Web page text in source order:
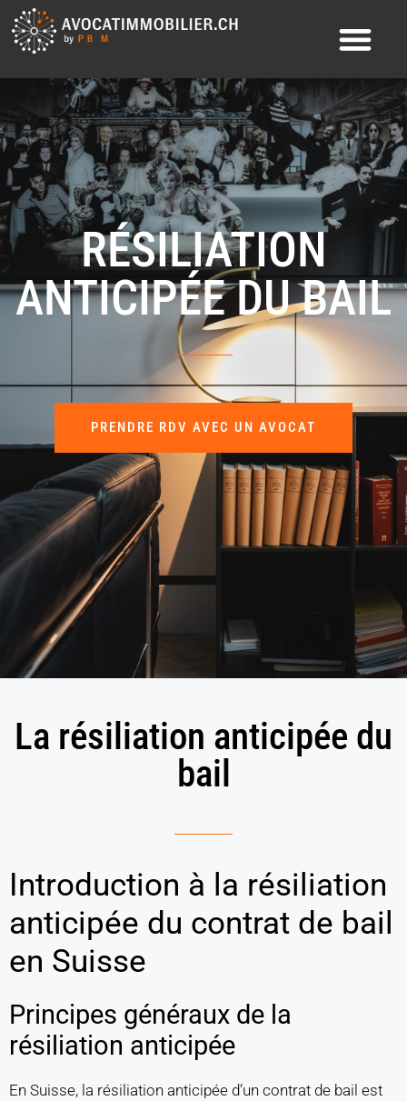
RÉSILIATION
ANTICIPÉE DU BAIL
PRENDRE RDV AVEC UN AVOCAT
La résiliation anticipée du
bail
Introduction à la résiliation
anticipée du contrat de bail
en Suisse
Principes généraux de la
résiliation anticipée
En Suisse, la résiliation anticipée d’un contrat de bail est